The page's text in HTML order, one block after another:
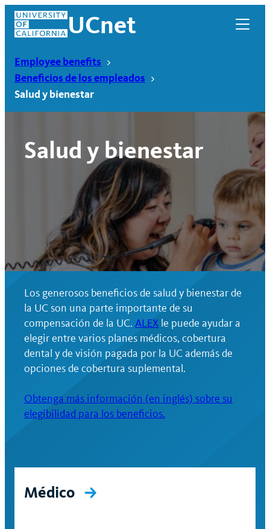
Skip
content
UCnet
UCnet
Employee benefits
Beneficios de los empleados
Salud y bienestar
Salud y bienestar
Los generosos beneficios de salud y bienestar de
la UC son una parte importante de su
compensación de la UC. ALEX le puede ayudar a
elegir entre varios planes médicos, cobertura
dental y de visión pagada por la UC además de
opciones de cobertura suplemental.
Obtenga más información (en inglés) sobre su
elegibilidad para los beneficios.
Médico